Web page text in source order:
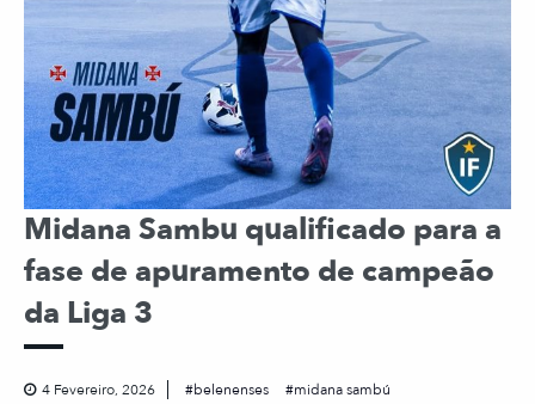
Midana Sambu qualificado para a
fase de apuramento de campeão
da Liga 3
4 Fevereiro, 2026 belenenses midana sambú